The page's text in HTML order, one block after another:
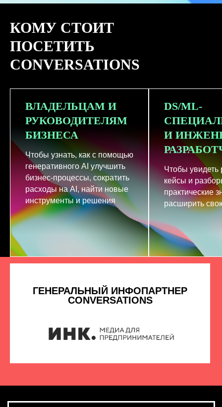
КОМУ СТОИТ
ПОСЕТИТЬ
CONVERSATIONS
ВЛАДЕЛЬЦАМ И
РУКОВОДИТЕЛЯМ
БИЗНЕСА
Чтобы узнать, как с помощью
генеративного AI улучшить
бизнес-процессы, сократить
расходы на AI, найти новые
инструменты и решения
DS/ML-
И
Чтобы увидеть
кейсы и
практические
расширить